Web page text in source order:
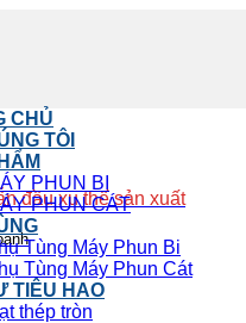
đầu xu thế sản xuất
CHỦ
TÔI
PHUN BI
PHUN CÁT
Tùng Máy Phun Bi
Tùng Máy Phun Cát
TIÊU HAO
thép tròn